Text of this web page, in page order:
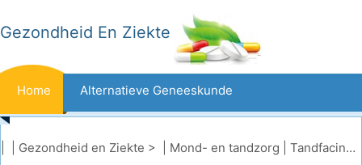
Gezondheid En Ziekte
Home Alternatieve Geneeskunde
Beten En Steken Kanker
Gezondheid en Ziekte > | Mond- en tandzorg Tandfacings